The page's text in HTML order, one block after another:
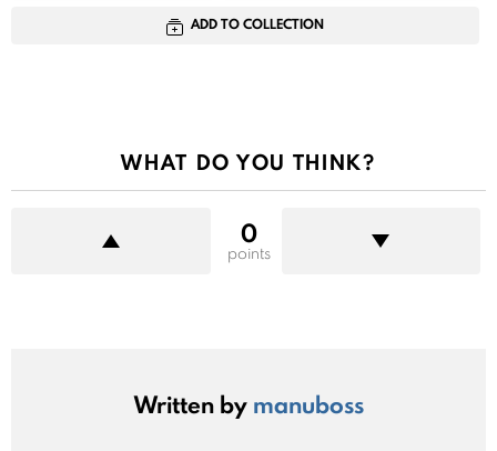
ADD TO COLLECTION
WHAT DO YOU THINK?
0
points
Written by manuboss